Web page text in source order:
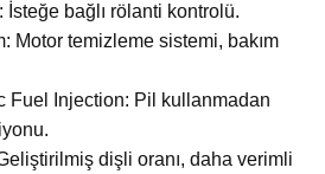
bağlı rölanti kontrolü.
Motor temizleme sistemi, bakım
Fuel Injection: Pil kullanmadan
dişli oranı, daha verimli